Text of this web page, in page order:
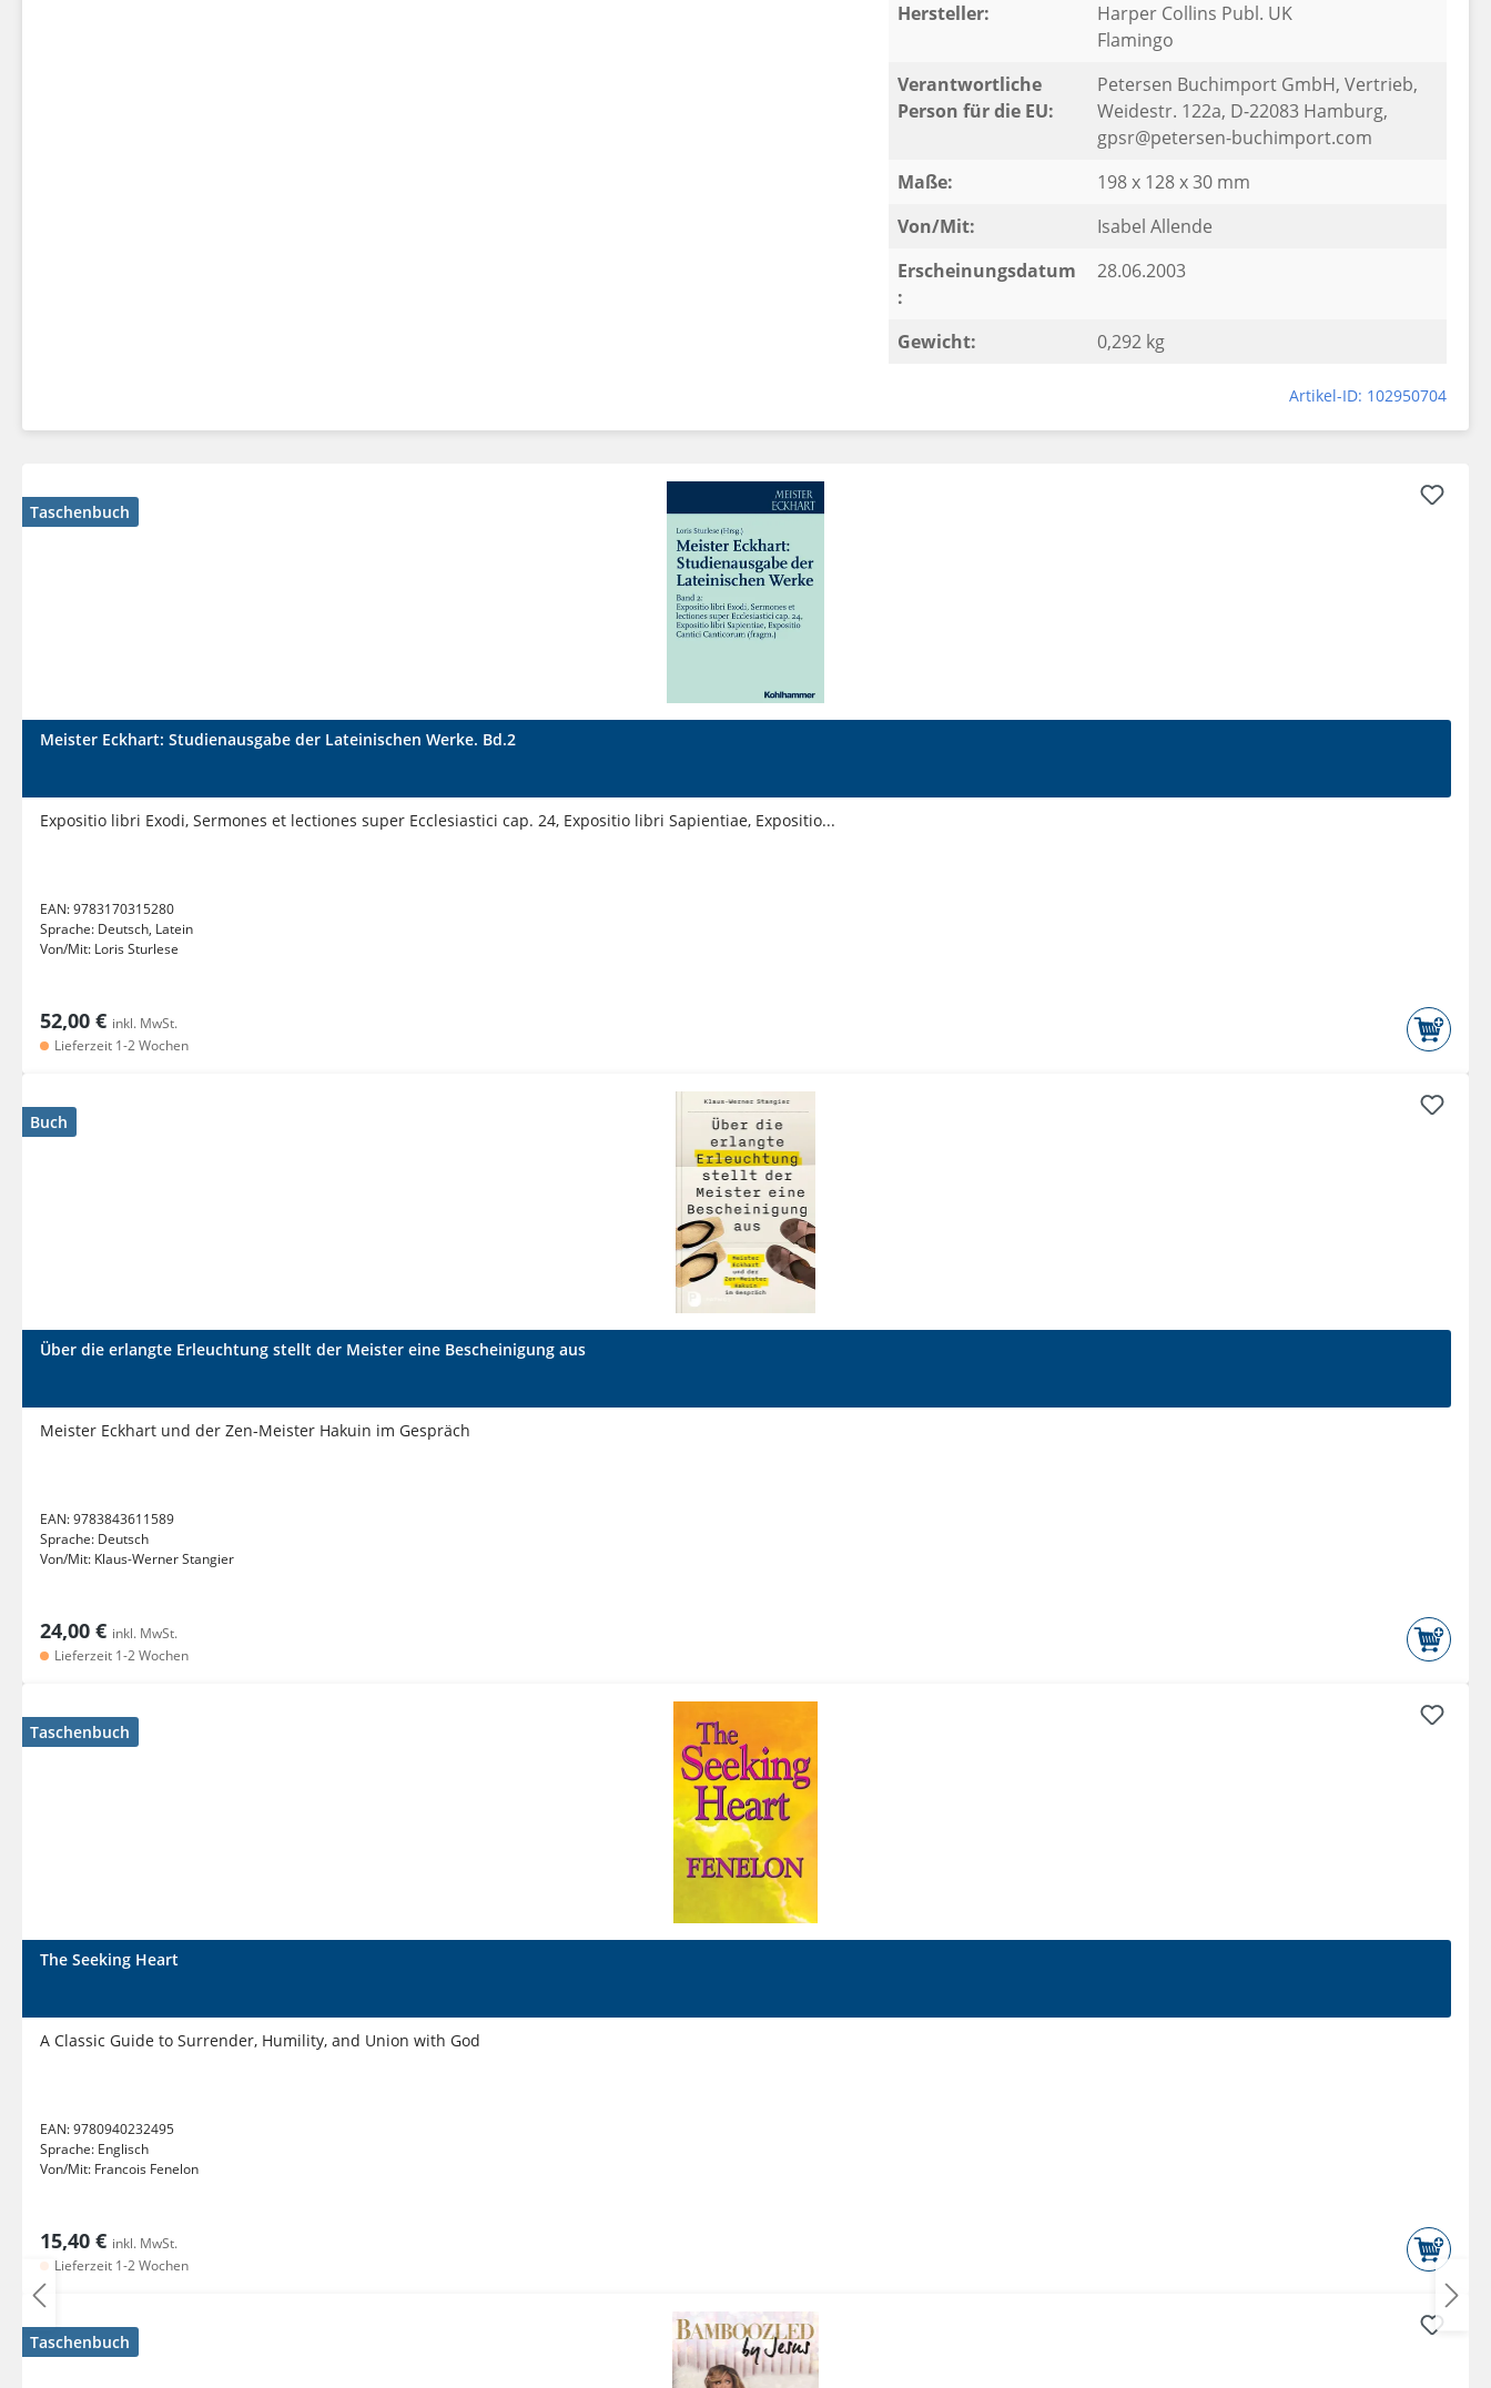
Hersteller:
Harper Collins Publ. UK
Flamingo
Verantwortliche
Person für die EU:
Petersen Buchimport GmbH, Vertrieb,
Weidestr. 122a, D-22083 Hamburg,
gpsr@petersen-buchimport.com
Maße:
198 x 128 x 30 mm
Von/Mit:
Isabel Allende
Erscheinungsdatum
:
28.06.2003
Gewicht: 0,292 kg
Artikel-ID: 102950704
Taschenbuch
Meister Eckhart: Studienausgabe der Lateinischen Werke. Bd.2
Expositio libri Exodi, Sermones et lectiones super Ecclesiastici cap. 24, Expositio libri Sapientiae, Expositio...
EAN:9783170315280
Sprache: Deutsch, Latein
Von/Mit: Loris Sturlese
52,00 € inkl. MwSt.
Lieferzeit 1-2 Wochen
Buch
Über die erlangte Erleuchtung stellt der Meister eine Bescheinigung aus
Meister Eckhart und der Zen-Meister Hakuin im Gespräch
EAN:9783843611589
Sprache: Deutsch
Von/Mit: Klaus-Werner Stangier
24,00 € inkl. MwSt.
Lieferzeit 1-2 Wochen
Taschenbuch
The Seeking Heart
A Classic Guide to Surrender, Humility, and Union with God
EAN:9780940232495
Sprache: Englisch
Von/Mit: Francois Fenelon
15,40 € inkl. MwSt.
Lieferzeit 1-2 Wochen
Taschenbuch